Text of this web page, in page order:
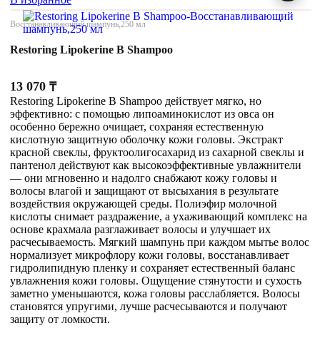
Восстанавливающий шампунь,250 мл
Restoring Lipokerine B Shampoo
13 070 ₸
Restoring Lipokerine B Shampoo действует мягко, но
эффективно: с помощью липоаминокислот из овса он
особенно бережно очищает, сохраняя естественную
кислотную защитную оболочку кожи головы. Экстракт
красной свеклы, фруктоолигосахарид из сахарной свеклы и
пантенол действуют как высокоэффективные увлажнители
— они мгновенно и надолго снабжают кожу головы и
волосы влагой и защищают от высыхания в результате
воздействия окружающей среды. Полиэфир молочной
кислоты снимает раздражение, а ухаживающий комплекс на
основе крахмала разглаживает волосы и улучшает их
расчесываемость. Мягкий шампунь при каждом мытье волос
нормализует микрофлору кожи головы, восстанавливает
гидролипидную пленку и сохраняет естественный баланс
увлажнения кожи головы. Ощущение стянутости и сухость
заметно уменьшаются, кожа головы расслабляется. Волосы
становятся упругими, лучше расчесываются и получают
защиту от ломкости.